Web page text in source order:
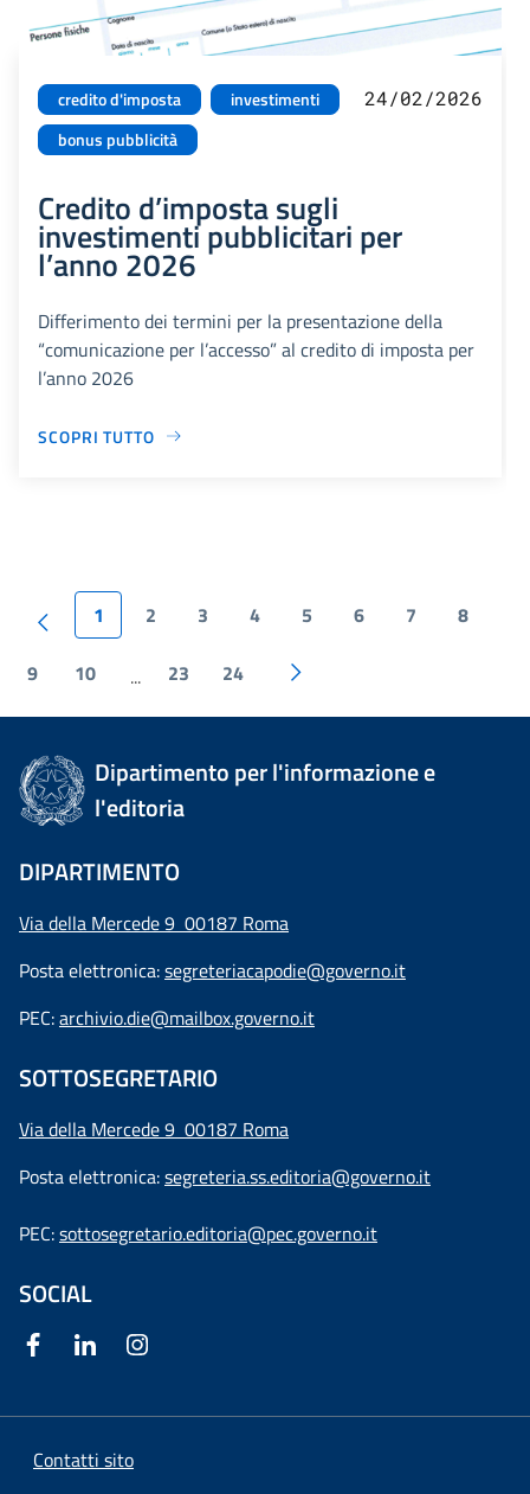
credito d'imposta
investimenti
bonus pubblicità
24/02/2026
Credito d’imposta sugli
investimenti pubblicitari per
l’anno 2026
Differimento dei termini per la presentazione della
“comunicazione per l’accesso” al credito di imposta per
l’anno 2026
SCOPRI TUTTO
1 2 3 4 5 6 7 8
9 10 ... 23 24
Dipartimento per l'informazione e
l'editoria
DIPARTIMENTO
Via della Mercede 9 00187 Roma
Posta elettronica:segreteriacapodie@governo.it
PEC:archivio.die@mailbox.governo.it
SOTTOSEGRETARIO
Via della Mercede 9 00187 Roma
Posta elettronica:segreteria.ss.editoria@governo.it
PEC:sottosegretario.editoria@pec.governo.it
SOCIAL
Contatti sito